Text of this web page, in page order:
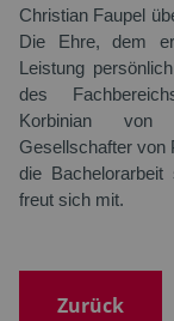
Christian Faupel
Die Ehre, dem
Leistung
des
Korbinian von
Gesellschafter von
die Bachelorarbeit
freut sich mit.
Zurück